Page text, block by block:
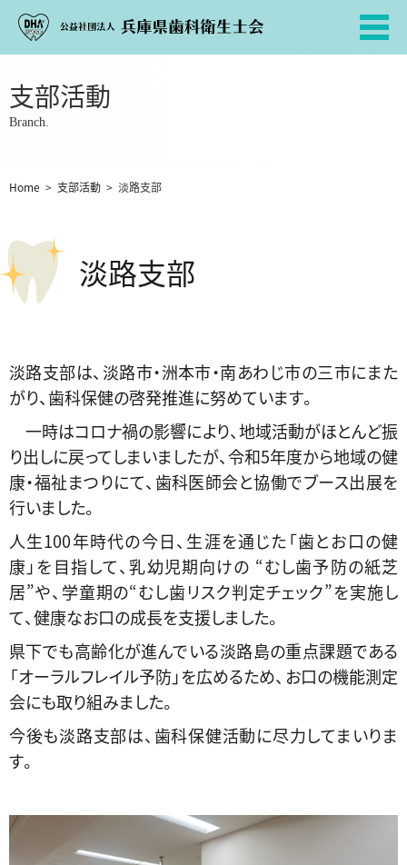
支部活動
Branch.
Home > 支部活動 > 淡路支部
淡路支部
淡路支部は、淡路市・洲本市・南あわじ市の三市にまた
がり、歯科保健の啓発推進に努めています。
一時はコロナ禍の影響により、地域活動がほとんど振
り出しに戻ってしまいましたが、令和5年度から地域の健
康・福祉まつりにて、歯科医師会と協働でブース出展を
行いました。
人生100年時代の今日、生涯を通じた「歯とお口の健
康」を目指して、乳幼児期向けの “むし歯予防の紙芝
居”や、学童期の“むし歯リスク判定チェック”を実施し
て、健康なお口の成長を支援しました。
県下でも高齢化が進んでいる淡路島の重点課題である
「オーラルフレイル予防」を広めるため、お口の機能測定
会にも取り組みました。
今後も淡路支部は、歯科保健活動に尽力してまいりま
す。